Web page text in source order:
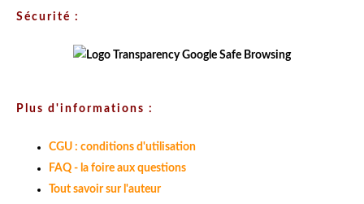
Sécurité :
Plus d'informations :
CGU : conditions d'utilisation
FAQ - la foire aux questions
Tout savoir sur l'auteur